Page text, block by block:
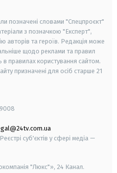
позначені словами "Спецпроєкт"
з позначкою "Експерт",
авторів та героїв. Редакція може
щодо реклами та правил
правилах користування сайтом.
призначені для осіб старше 21
суб'єктів у сфері медіа —
"Люкс"», 24 Канал.